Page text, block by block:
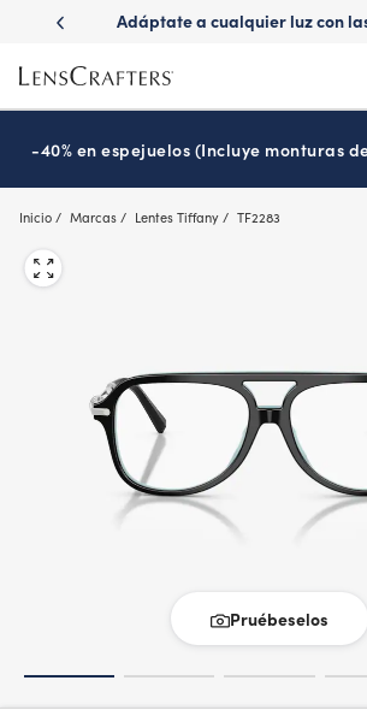
main
content
con
Adáptate a cualquier luz con
-40% en espejuelos (Incluye monturas
Inicio Marcas Lentes Tiffany TF2283
Pruébeselos